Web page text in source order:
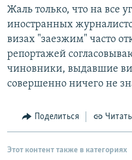
Жаль только, что на все
иностранных
визах "заезжим" часто
репортажей
чиновники, выдавшие
совершенно ничего не
Поделиться
Этот контент также в категориях